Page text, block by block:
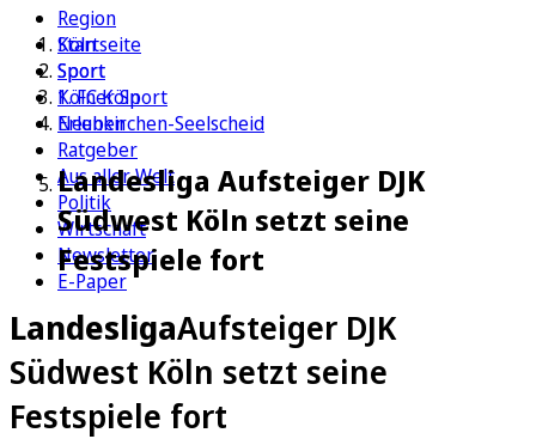
Region
Köln
Sport
1. FC Köln
Erleben
Ratgeber
Aus aller Welt
Politik
Wirtschaft
Newsletter
E-Paper
Startseite
Sport
Kölner Sport
Neunkirchen-Seelscheid
Landesliga Aufsteiger DJK
Südwest Köln setzt seine
Festspiele fort
LandesligaAufsteiger DJK
Südwest Köln setzt seine
Festspiele fort